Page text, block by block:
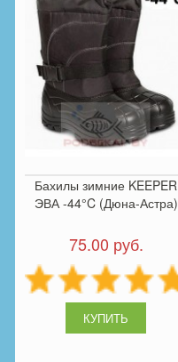
Бахилы зимние KEEPER
ЭВА -44°C (Дюна-Астра)
75.00 руб.